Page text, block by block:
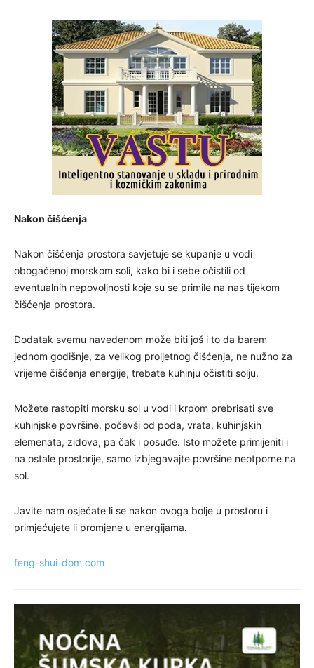
Nakon čišćenja
Nakon čišćenja prostora savjetuje se kupanje u vodi
obogaćenoj morskom soli, kako bi i sebe očistili od
eventualnih nepovoljnosti koje su se primile na nas tijekom
čišćenja prostora.
Dodatak svemu navedenom može biti još i to da barem
jednom godišnje, za velikog proljetnog čišćenja, ne nužno za
vrijeme čišćenja energije, trebate kuhinju očistiti solju.
Možete rastopiti morsku sol u vodi i krpom prebrisati sve
kuhinjske površine, počevši od poda, vrata, kuhinjskih
elemenata, zidova, pa čak i posuđe. Isto možete primijeniti i
na ostale prostorije, samo izbjegavajte površine neotporne na
sol.
Javite nam osjećate li se nakon ovoga bolje u prostoru i
primjećujete li promjene u energijama.
feng-shui-dom.com